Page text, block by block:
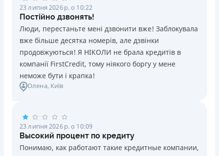
23 липня 2026 р. о 10:22
Постійно дзвонять!
Люди, перестаньте мені дзвонити вже! Заблокувала
вже більше десятка номерів, але дзвінки
продовжуються! Я НІКОЛИ не брала кредитів в
компанії FirstCredit, тому ніякого боргу у мене
неможе бути і крапка!
Олена, Київ
23 липня 2026 р. о 10:09
Высокий процент по кредиту
Понимаю, как работают такие кредитные компании,